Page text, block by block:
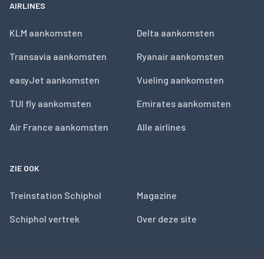
AIRLINES
KLM aankomsten
Transavia aankomsten
easyJet aankomsten
TUI fly aankomsten
Air France aankomsten
Delta aankomsten
Ryanair aankomsten
Vueling aankomsten
Emirates aankomsten
Alle airlines
ZIE OOK
Treinstation Schiphol
Schiphol vertrek
Magazine
Over deze site